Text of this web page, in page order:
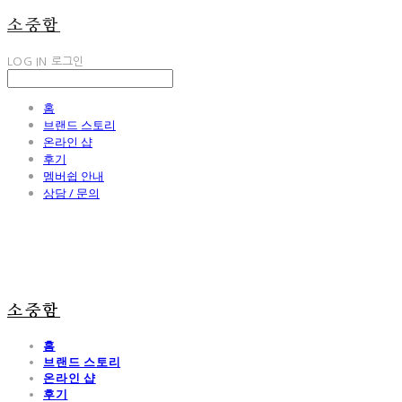
소중함
LOG IN 로그인
홈
브랜드 스토리
온라인 샵
후기
멤버쉽 안내
상담 / 문의
소중함
홈
브랜드 스토리
온라인 샵
후기